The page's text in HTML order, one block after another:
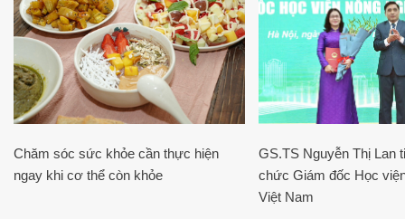
Chăm sóc sức khỏe cần thực hiện
ngay khi cơ thể còn khỏe
GS.TS Nguyễn Thị Lan
chức Giám đốc Học
Việt Nam